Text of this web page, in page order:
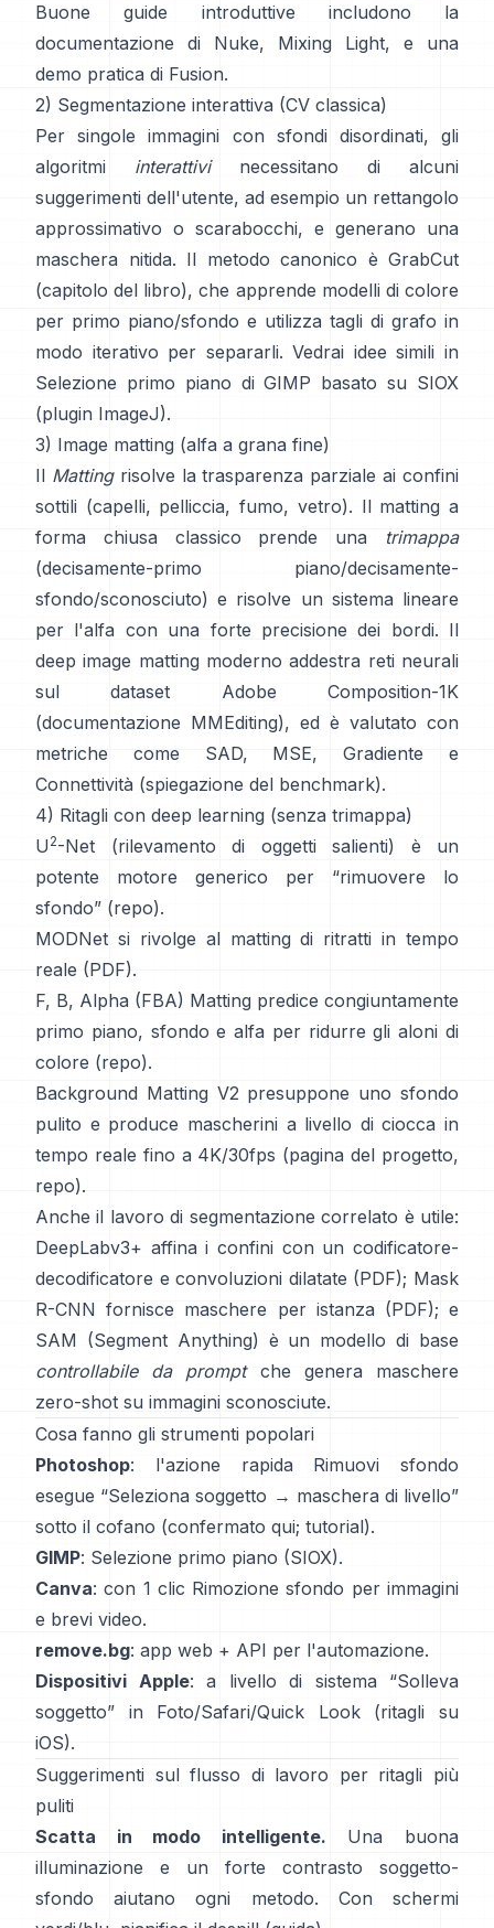
Buone guide introduttive includono la
documentazione di Nuke, Mixing Light, e una
demo pratica di Fusion.
2) Segmentazione interattiva (CV classica)
Per singole immagini con sfondi disordinati, gli
algoritmi interattivinecessitano di alcuni
suggerimenti dell'utente, ad esempio un rettangolo
approssimativo o scarabocchi, e generano una
maschera nitida. Il metodo canonico è GrabCut
(capitolo del libro), che apprende modelli di colore
per primo piano/sfondo e utilizza tagli di grafo in
modo iterativo per separarli. Vedrai idee simili in
Selezione primo piano di GIMP basato su SIOX
(plugin ImageJ).
3) Image matting (alfa a grana fine)
Il Mattingrisolve la trasparenza parziale ai confini
sottili (capelli, pelliccia, fumo, vetro). Il matting a
forma chiusa
classico prende una trimappa
(decisamente-primo piano/decisamente-
sfondo/sconosciuto) e risolve un sistema lineare
per l'alfa con una forte precisione dei bordi. Il
deep image matting moderno addestra reti neurali
sul dataset Adobe Composition-1K
(documentazione MMEditing), ed è valutato con
metriche come
SAD, MSE, Gradiente e
Connettività (spiegazione del benchmark).
4) Ritagli con deep learning (senza trimappa)
U 2-Net (rilevamento di oggetti salienti) è un
potente motore generico per “rimuovere lo
sfondo” (repo).
MODNet si rivolge al matting di ritratti in tempo
reale (PDF).
F, B, Alpha (FBA) Matting predice congiuntamente
primo piano, sfondo e alfa per ridurre gli aloni di
colore (repo).
Background Matting V2 presuppone uno sfondo
pulito e produce mascherini a livello di ciocca in
tempo reale fino a 4K/30fps (pagina del progetto,
repo).
Anche il lavoro di segmentazione correlato è utile:
DeepLabv3+ affina i confini con un codificatore-
decodificatore e convoluzioni dilatate (PDF); Mask
R-CNN fornisce maschere per istanza (PDF); e
SAM (Segment Anything) è un modello di base
controllabile da promptche genera maschere
zero-shot su immagini sconosciute.
Cosa fanno gli strumenti popolari
Photoshop: l'azione rapida Rimuovi sfondo
esegue “Seleziona soggetto → maschera di livello”
sotto il cofano (confermato qui; tutorial).
GIMP: Selezione primo piano (SIOX).
Canva: con 1 clic Rimozione sfondo per immagini
e brevi video.
remove.bg: app web + API per l'automazione.
Dispositivi Apple: a livello di sistema “Solleva
soggetto” in Foto/Safari/Quick Look (ritagli su
iOS).
Suggerimenti sul flusso di lavoro per ritagli più
puliti
Scatta in modo intelligente. Una buona
illuminazione e un forte contrasto soggetto-
sfondo aiutano ogni metodo. Con schermi